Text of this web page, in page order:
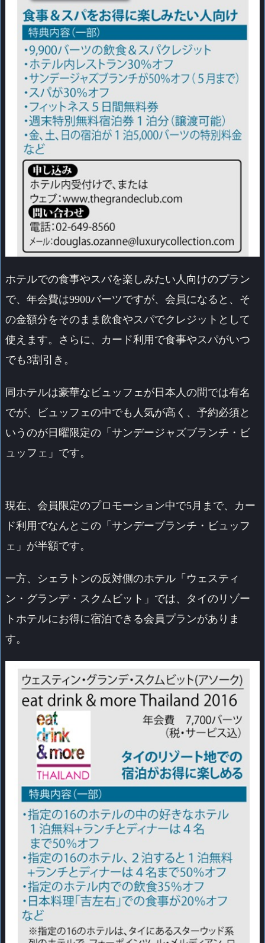
ホテルでの食事やスパを楽しみたい人向けのプラン
で、年会費は9900バーツですが、会員になると、そ
の金額分をそのまま飲食やスパでクレジットとして
使えます。さらに、カード利用で食事やスパがいつ
でも3割引き。
同ホテルは豪華なビュッフェが日本人の間では有名
でが、ビュッフェの中でも人気が高く、予約必須と
いうのが日曜限定の「サンデージャズブランチ・ビ
ュッフェ」です。
現在、会員限定のプロモーション中で5月まで、カー
ド利用でなんとこの「サンデーブランチ・ビュッフ
ェ」が半額です。
一方、シェラトンの反対側のホテル「 ウェスティ
ン・グランデ・スクムビット 」では、タイのリゾー
トホテルにお得に宿泊できる会員プランがありま
す。